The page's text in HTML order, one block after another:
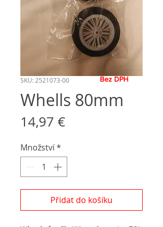
SKU: 2521073-00
Whells 80mm
14,97 €Cena
Množství*
Přidat do košíku
Bez DPH